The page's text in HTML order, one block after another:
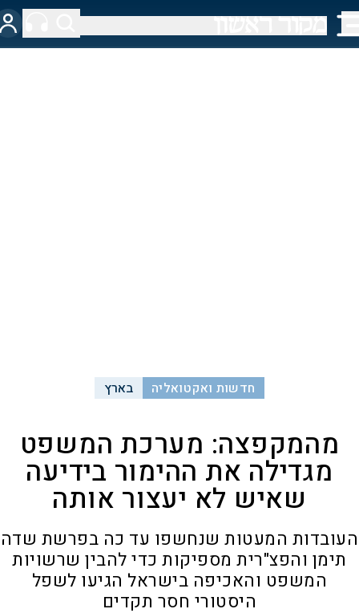
חדשות ואקטואליה בארץ
מהמקפצה: מערכת המשפט
מגדילה את ההימור בידיעה
שאיש לא יעצור אותה
העובדות המעטות שנחשפו עד כה בפרשת שדה
תימן והפצ"רית מספיקות כדי להבין שרשויות
המשפט והאכיפה בישראל הגיעו לשפל
היסטורי חסר תקדים